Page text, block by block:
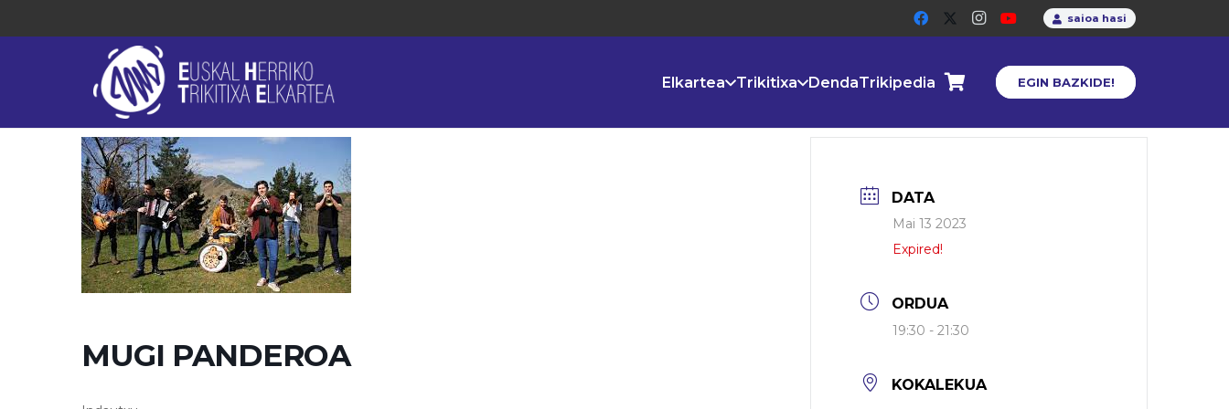
saioa hasi
Elkartea Trikitixa DendaTrikipedia EGIN BAZKIDE!
MUGI PANDEROA
DATA
Mai 13 2023
Expired!
ORDUA
19:30 - 21:30
KOKALEKUA